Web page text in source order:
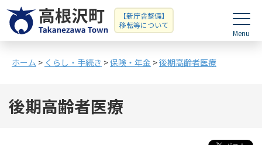
【新庁舎整備】
移転等について
ホーム > くらし・手続き >保険・年金 >後期高齢者医療
後期高齢者医療